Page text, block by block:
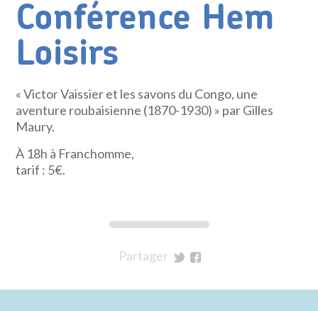
Conférence Hem
Loisirs
« Victor Vaissier et les savons du Congo, une
aventure roubaisienne (1870-1930) » par Gilles
Maury.
À 18h à Franchomme,
tarif : 5€.
Partager
Twitter
Facebook